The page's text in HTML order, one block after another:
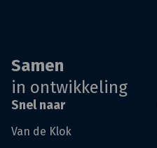
Samen
in ontwikkeling
Snel naar
Van de Klok